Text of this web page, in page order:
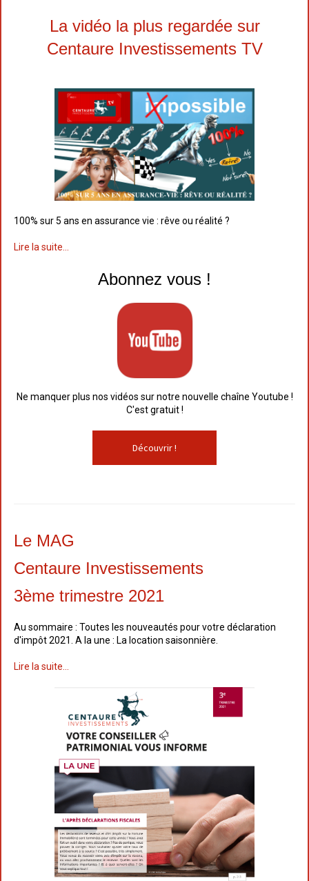
La vidéo la plus regardée sur
Centaure Investissements TV
100% sur 5 ans en assurance vie : rêve ou réalité ?
Lire la suite...
Abonnez vous !
Ne manquer plus nos vidéos sur notre nouvelle chaîne Youtube !
C'est gratuit !
Découvrir !
Le MAG
Centaure Investissements
3ème trimestre 2021
Au sommaire : Toutes les nouveautés pour votre déclaration
d'impôt 2021. A la une : La location saisonnière.
Lire la suite...